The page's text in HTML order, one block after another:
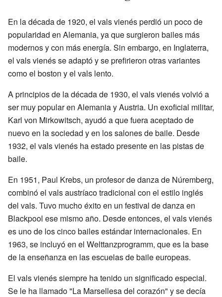
En la década de 1920, el vals vienés perdió un poco de
popularidad en Alemania, ya que surgieron bailes más
modernos y con más energía. Sin embargo, en Inglaterra,
el vals vienés se adaptó y se prefirieron otras variantes
como el boston y el vals lento.
A principios de la década de 1930, el vals vienés volvió a
ser muy popular en Alemania y Austria. Un exoficial militar,
Karl von Mirkowitsch, ayudó a que fuera aceptado de
nuevo en la sociedad y en los salones de baile. Desde
1932, el vals vienés ha estado presente en las pistas de
baile.
En 1951, Paul Krebs, un profesor de danza de Núremberg,
combinó el vals austríaco tradicional con el estilo inglés
del vals. Tuvo mucho éxito en un festival de danza en
Blackpool ese mismo año. Desde entonces, el vals vienés
es uno de los cinco bailes estándar internacionales. En
1963, se incluyó en el Welttanzprogramm, que es la base
de la enseñanza en las escuelas de baile europeas.
El vals vienés siempre ha tenido un significado especial.
Se le ha llamado "La Marsellesa del corazón" y se decía